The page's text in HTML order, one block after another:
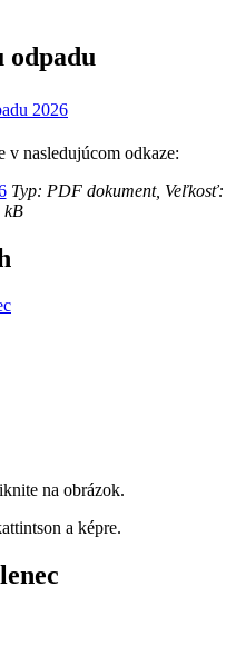
odpadu
nasledujúcom odkaze:
Typ: PDF dokument, Veľkosť:
kB
na obrázok.
a képre.